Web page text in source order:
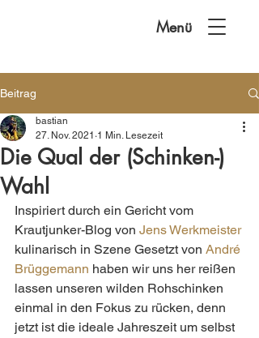
Menü
Beitrag
Die Qual der (Schinken-)
Wahl
bastian
27. Nov. 2021 1 Min. Lesezeit
Inspiriert durch ein Gericht vom
Krautjunker-Blog von Jens Werkmeister
kulinarisch in Szene Gesetzt von André
Brüggemann haben wir uns her reißen
lassen unseren wilden Rohschinken
einmal in den Fokus zu rücken, denn
jetzt ist die ideale Jahreszeit um selbst